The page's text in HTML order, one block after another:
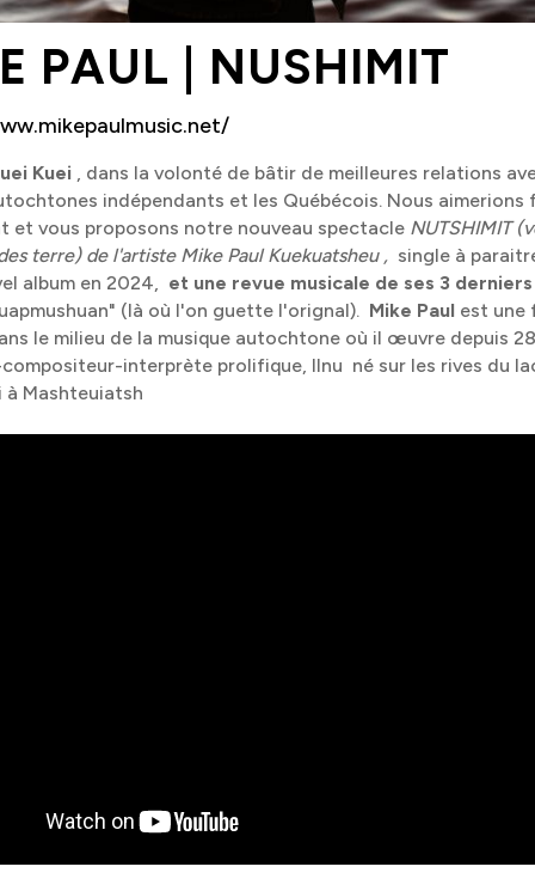
PAUL | NUSHIMIT
Kuei , dans la volonté de bâtir de meilleures relations
indépendants et les Québécois. Nous aimerions
et vous proposons notre nouveau spectacle NUTSHIMIT
terre) de l'artiste Mike Paul Kuekuatsheu , single à
album en 2024, et une revue musicale de ses 3
(là où l'on guette l'orignal). Mike Paul est une
le milieu de la musique autochtone où il œuvre depuis
interprète prolifique, Ilnu né sur les rives du
à Mashteuiatsh